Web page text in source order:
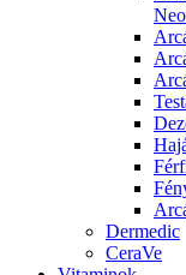
Dermedic
CeraVe